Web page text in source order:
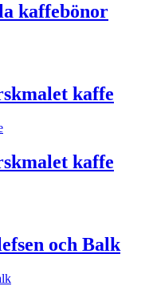
kaffebönor
kaffe
kaffe
och Balk